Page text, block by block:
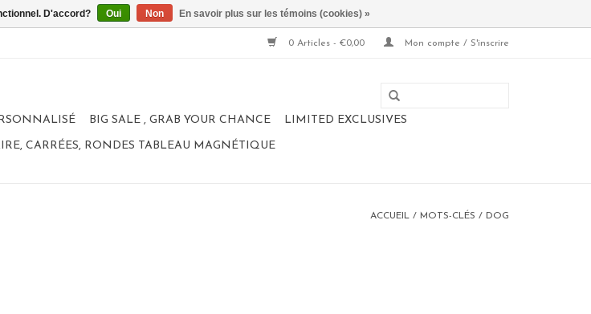
0 Articles - €0,00 Mon compte / S'inscrire
BIG SALE , GRAB YOUR CHANCE LIMITED EXCLUSIVES
CARRÉES, RONDES TABLEAU MAGNÉTIQUE
ACCUEIL / MOTS-CLÉS / DOG
D'accord? Oui Non En savoir plus sur les témoins (cookies) »